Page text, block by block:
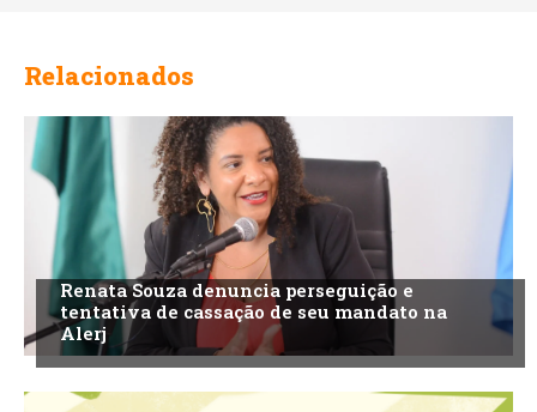
Relacionados
Renata Souza denuncia perseguição e
tentativa de cassação de seu mandato na
Alerj